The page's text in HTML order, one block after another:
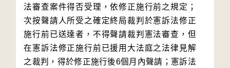
法審查案件得否受理，依修正施行前之規定；
次按聲請人所受之確定終局裁判於憲訴法修正
施行前已送達者，不得聲請裁判憲法審查，但
在憲訴法修正施行前已援用大法庭之法律見解
之裁判，得於修正施行後6個月內聲請；憲訴法